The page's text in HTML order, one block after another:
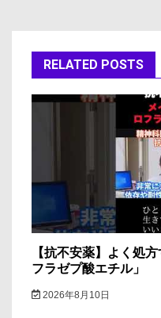
ー
シ
RELATED POSTS
【抗不安薬】よく処
フラゼプ酸エチル」
2026年8月10日